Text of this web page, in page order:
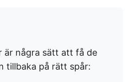
är några sätt att få de
tillbaka på rätt spår: